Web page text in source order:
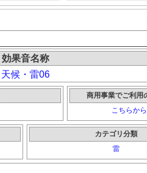
効果音名称
天候・雷06
商用事業でご利用
こちらか
カテゴリ分類
雷